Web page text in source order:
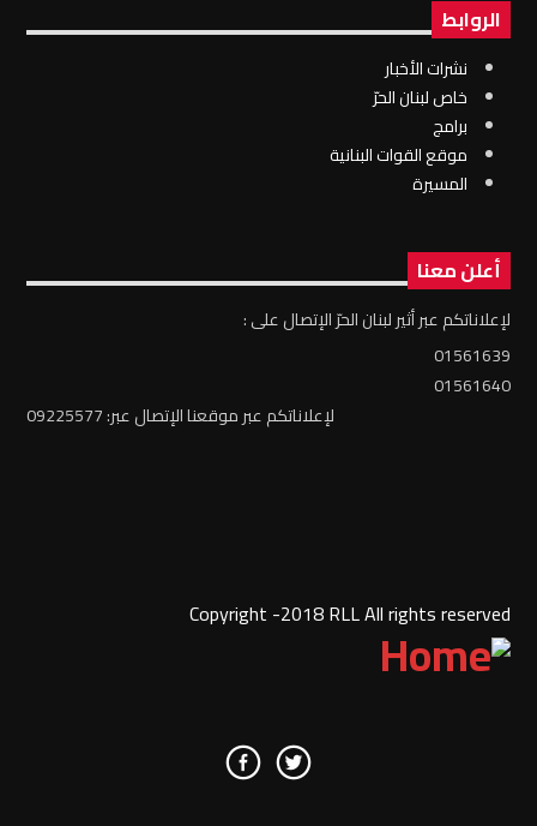
الروابط
نشرات الأخبار
خاص لبنان الحرّ
برامج
موقع القوات البنانية
المسيرة
أعلن معنا
لإعلاناتكم عبر أثير لبنان الحرّ الإتصال على :
01561639
01561640
لإعلاناتكم عبر موقعنا الإتصال عبر: 09225577
Copyright -2018 RLL All rights reserved